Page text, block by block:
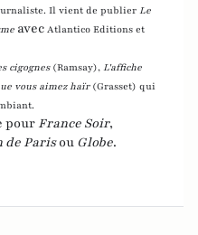
Il vient de publier Le
avec Atlantico Editions et
cigognes (Ramsay), L'affiche
vous aimez haïr (Grasset) qui
pour France Soir,
de Parisou Globe.